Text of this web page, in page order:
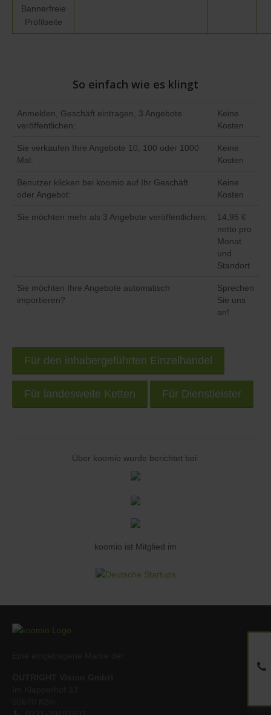
Bannerfreie
Profilseite
So einfach wie es klingt
Anmelden, Geschäft eintragen, 3 Angebote
veröffentlichen:
Keine
Kosten
Sie verkaufen Ihre Angebote 10, 100 oder 1000
Mal:
Keine
Kosten
Benutzer klicken bei koomio auf Ihr Geschäft
oder Angebot:
Keine
Kosten
Sie möchten mehr als 3 Angebote veröffentlichen:
14,95 €
netto pro
Monat
und
Standort
Sie möchten Ihre Angebote automatisch
importieren?
Sprechen
Sie uns
an!
Für den inhabergeführten Einzelhandel
Für landesweite Ketten Für Dienstleister
Über koomio wurde berichtet bei:
koomio ist Mitglied im